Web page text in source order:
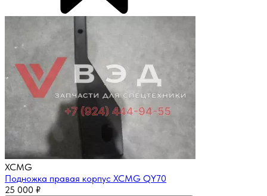
XCMG
Подножка правая корпус XCMG QY70
25 000 ₽